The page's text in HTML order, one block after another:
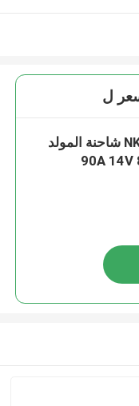
ل
NKR 4JH1 ISUZU شاحنة المولد
90A